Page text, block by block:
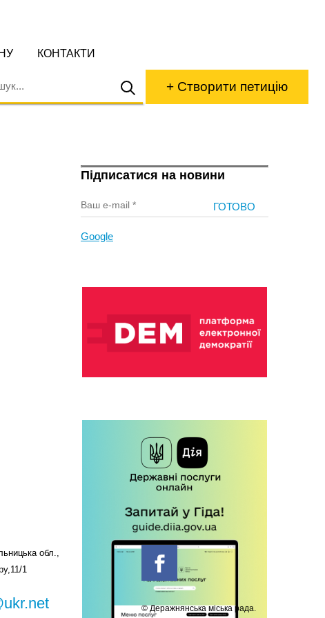
КОНТАКТИ
+ Створити петицію
Підписатися на новини
Google
обл.,
1
© Деражнянська міська рада.